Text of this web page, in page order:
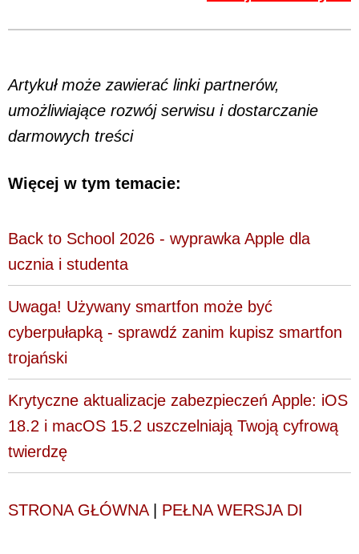
Artykuł może zawierać linki partnerów,
umożliwiające rozwój serwisu i dostarczanie
darmowych treści
Więcej w tym temacie:
Back to School 2026 - wyprawka Apple dla
ucznia i studenta
Uwaga! Używany smartfon może być
cyberpułapką - sprawdź zanim kupisz smartfon
trojański
Krytyczne aktualizacje zabezpieczeń Apple: iOS
18.2 i macOS 15.2 uszczelniają Twoją cyfrową
twierdzę
STRONA GŁÓWNA| PEŁNA WERSJA DI